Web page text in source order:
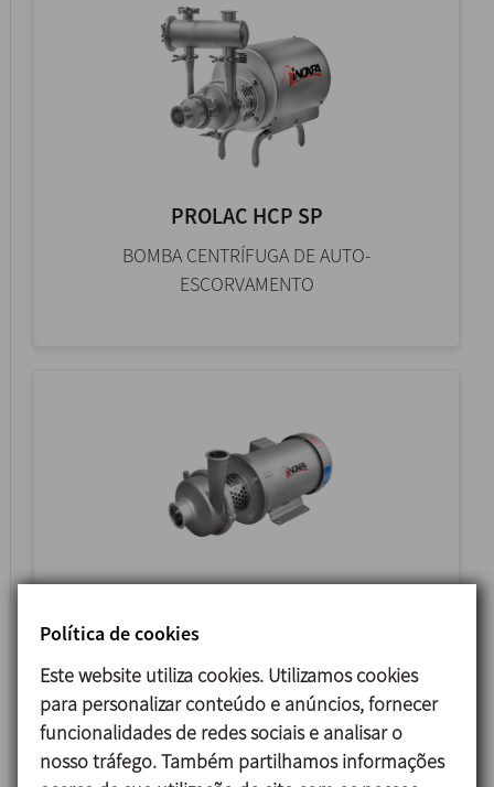
PROLAC HCP SP
BOMBA CENTRÍFUGA DE AUTO-
ESCORVAMENTO
Política de cookies
Este website utiliza cookies. Utilizamos cookies
para personalizar conteúdo e anúncios, fornecer
funcionalidades de redes sociais e analisar o
nosso tráfego. Também partilhamos informações